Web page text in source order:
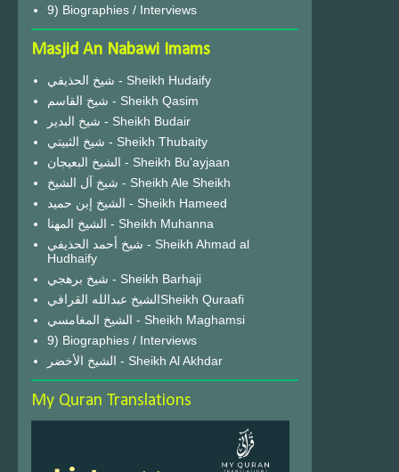
9) Biographies / Interviews
Masjid An Nabawi Imams
شيخ الحذيفي - Sheikh Hudaify
شيخ القاسم - Sheikh Qasim
شيخ البدير - Sheikh Budair
شيخ الثبيتي - Sheikh Thubaity
الشيخ البعيجان - Sheikh Bu'ayjaan
شيخ آل الشيخ - Sheikh Ale Sheikh
الشيخ إبن حميد - Sheikh Hameed
الشيخ المهنا - Sheikh Muhanna
شيخ أحمد الحذيفي - Sheikh Ahmad al
Hudhaify
شيخ برهجي - Sheikh Barhaji
الشيخ عبدالله القرافيSheikh Quraafi
الشيخ المغامسي - Sheikh Maghamsi
9) Biographies / Interviews
الشيخ الأخضر - Sheikh Al Akhdar
My Quran Translations